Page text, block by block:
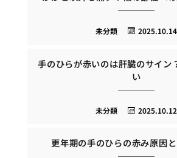
2025.10.14
未分類
手のひらが赤いのは肝臓のサイン
い
2025.10.12
未分類
更年期の手のひらの赤み原因